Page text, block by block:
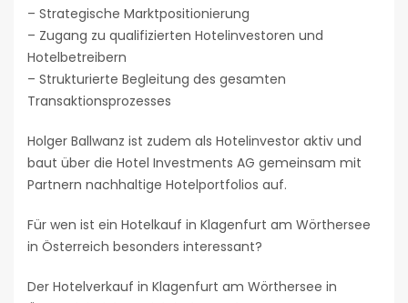
– Strategische Marktpositionierung
– Zugang zu qualifizierten Hotelinvestoren und
Hotelbetreibern
– Strukturierte Begleitung des gesamten
Transaktionsprozesses
Holger Ballwanz ist zudem als Hotelinvestor aktiv und
baut über die Hotel Investments AG gemeinsam mit
Partnern nachhaltige Hotelportfolios auf.
Für wen ist ein Hotelkauf in Klagenfurt am Wörthersee
in Österreich besonders interessant?
Der Hotelverkauf in Klagenfurt am Wörthersee in